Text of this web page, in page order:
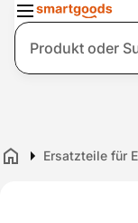
Suche
Home Ersatzteile für